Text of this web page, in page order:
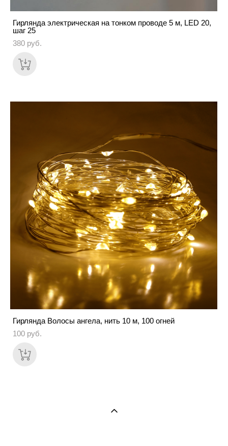
Гирлянда электрическая на тонком проводе 5 м, LED 20,
шаг 25
380 pуб.
Гирлянда Волосы ангела, нить 10 м, 100 огней
100 pуб.